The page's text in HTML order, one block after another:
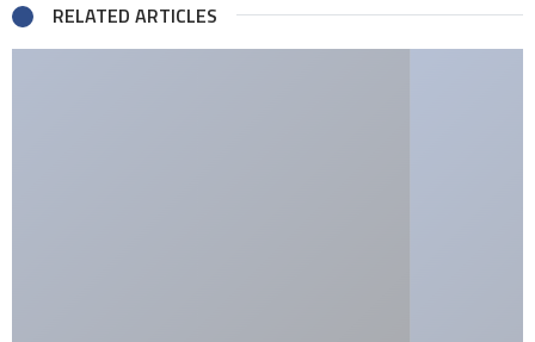
RELATED ARTICLES